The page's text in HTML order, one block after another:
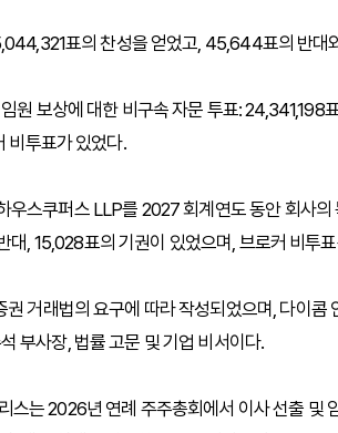
표의 찬성을 얻었고, 45,644표의 반
원 보상에 대한 비구속 자문 투표:
비투표가 있었다.
우스쿠퍼스 LLP를 2027 회계연도 동안 회사
대, 15,028표의 기권이 있었으며, 브로커 비투
거래법의 요구에 따라 작성되었으며, 다이
부사장, 법률 고문 및 기업 비서이다.
스는 2026년 연례 주주총회에서 이사 선출 및